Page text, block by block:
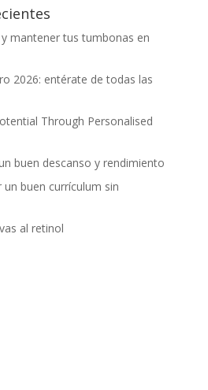
mantener tus tumbonas en
2026: entérate de todas las
Through Personalised
buen descanso y rendimiento
buen currículum sin
al retinol